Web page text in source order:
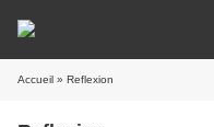
Accueil » Reflexion